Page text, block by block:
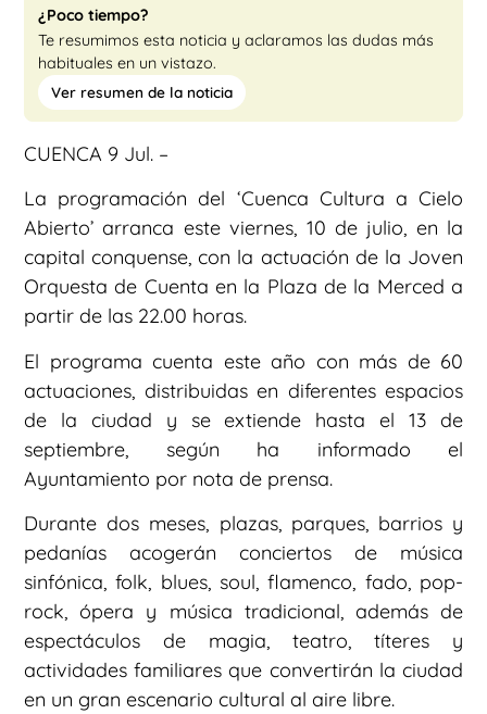
¿Poco tiempo?
Te resumimos esta noticia y aclaramos las dudas más
habituales en un vistazo.
Ver resumen de la noticia
CUENCA 9 Jul. –
La programación del ‘Cuenca Cultura a Cielo
Abierto’ arranca este viernes, 10 de julio, en la
capital conquense, con la actuación de la Joven
Orquesta de Cuenta en la Plaza de la Merced a
partir de las 22.00 horas.
El programa cuenta este año con más de 60
actuaciones, distribuidas en diferentes espacios
de la ciudad y se extiende hasta el 13 de
septiembre, según ha informado el
Ayuntamiento por nota de prensa.
Durante dos meses, plazas, parques, barrios y
pedanías acogerán conciertos de música
sinfónica, folk, blues, soul, flamenco, fado, pop-
rock, ópera y música tradicional, además de
espectáculos de magia, teatro, títeres y
actividades familiares que convertirán la ciudad
en un gran escenario cultural al aire libre.